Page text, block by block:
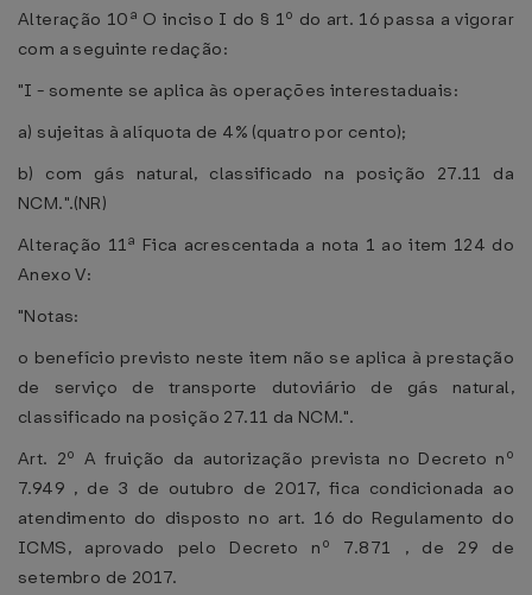
Alteração 10ª O inciso I do § 1º do art. 16 passa a vigorar
com a seguinte redação:
"I - somente se aplica às operações interestaduais:
a) sujeitas à alíquota de 4% (quatro por cento);
b) com gás natural, classificado na posição 27.11 da
NCM.".(NR)
Alteração 11ª Fica acrescentada a nota 1 ao item 124 do
Anexo V:
"Notas:
o benefício previsto neste item não se aplica à prestação
de serviço de transporte dutoviário de gás natural,
classificado na posição 27.11 da NCM.".
Art. 2º A fruição da autorização prevista no Decreto nº
7.949 , de 3 de outubro de 2017, fica condicionada ao
atendimento do disposto no art. 16 do Regulamento do
ICMS, aprovado pelo Decreto nº 7.871 , de 29 de
setembro de 2017.